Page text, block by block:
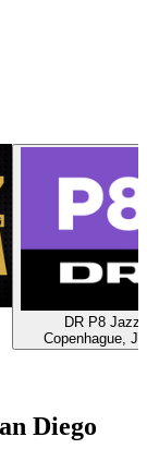
DR P8 Jazz
Copenhague,
Diego